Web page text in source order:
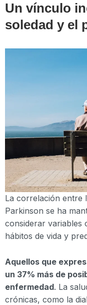
Un vínculo
soledad y el
La correlación entre
Parkinson se ha
considerar variables
hábitos de vida y
Aquellos que
un 37% más de
enfermedad. La
crónicas, como la